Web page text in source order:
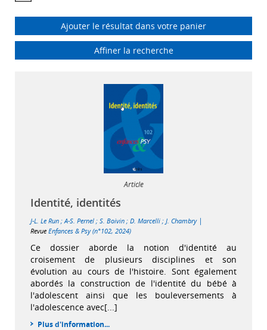
Ajouter le résultat dans votre panier
Affiner la recherche
Article
Identité, identités
J-L. Le Run ;A-S. Pernel ; S. Boivin ; D. Marcelli ; J. Chambry |
Revue Enfances & Psy (n°102, 2024)
Ce dossier aborde la notion d'identité au
croisement de plusieurs disciplines et son
évolution au cours de l'histoire. Sont également
abordés la construction de l'identité du bébé à
l'adolescent ainsi que les bouleversements à
l'adolescence avec[...]
Plus d'information...